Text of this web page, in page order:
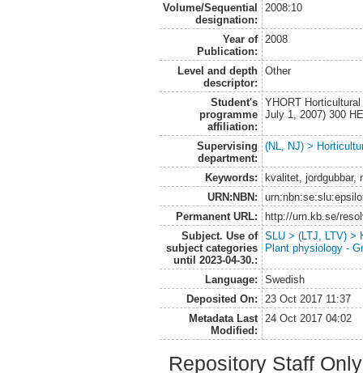
Volume/Sequential
designation:
2008:10
Year of
Publication:
2008
Level and depth
descriptor:
Other
Student's
programme
affiliation:
YHORT
July 1, 2007) 300
Supervising
department:
(NL, NJ) >
Keywords:
kvalitet, jordgubbar,
URN:NBN:
Permanent URL:
http://urn.kb.se/
Subject. Use of
subject categories
until 2023-04-30.:
SLU > (LTJ, LTV) >
Plant physiology -
Language:
Swedish
Deposited On:
23 Oct 2017 11:37
Metadata Last
Modified:
24 Oct 2017 04:02
Repository Staff